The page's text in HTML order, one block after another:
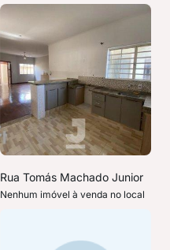
Rua Tomás Machado Junior
Nenhum imóvel à venda no local